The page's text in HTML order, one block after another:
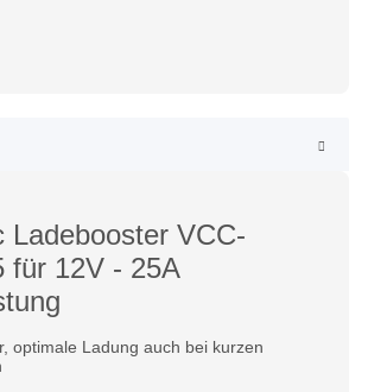
Ladebooster VCC-
für 12V - 25A
optimale Ladung auch bei kurzen